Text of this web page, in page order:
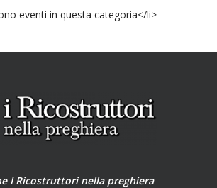
eventi in questa categoria</li>
I Ricostruttori nella preghiera